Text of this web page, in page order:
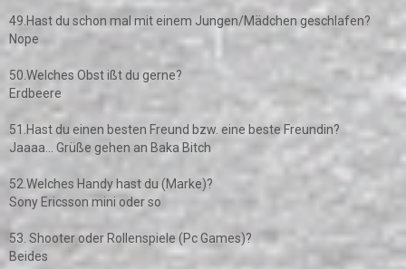
49.Hast du schon mal mit einem Jungen/Mädchen geschlafen?
Nope
50.Welches Obst ißt du gerne?
Erdbeere
51.Hast du einen besten Freund bzw. eine beste Freundin?
Jaaaa... Grüße gehen an Baka Bitch
52.Welches Handy hast du (Marke)?
Sony Ericsson mini oder so
53. Shooter oder Rollenspiele (Pc Games)?
Beides